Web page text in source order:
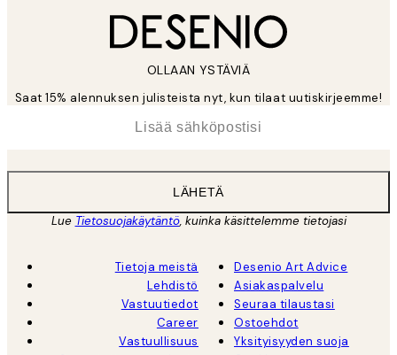
OLLAAN YSTÄVIÄ
Saat 15% alennuksen julisteista nyt, kun tilaat uutiskirjeemme!
LÄHETÄ
Lue Tietosuojakäytäntö, kuinka käsittelemme tietojasi
Tietoja meistä
Lehdistö
Vastuutiedot
Career
Vastuullisuus
Desenio Art Advice
Asiakaspalvelu
Seuraa tilaustasi
Ostoehdot
Yksityisyyden suoja